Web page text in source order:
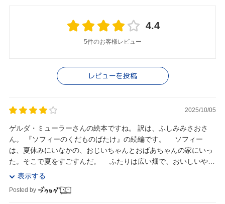
4.4
5件のお客様レビュー
レビューを投稿
2025/10/05
ゲルダ・ミューラーさんの絵本ですね。 訳は、ふしみみさおさ
ん。 『ソフィーのくだものばたけ』の続編です。 ソフィー
は、夏休みにいなかの、おじいちゃんとおばあちゃんの家にいっ
た。そこで夏をすごすんだ。 ふたりは広い畑で、おいしいやさ
いをいっぱいつくってるの。 ソフィーは、お...
表示する
Posted by